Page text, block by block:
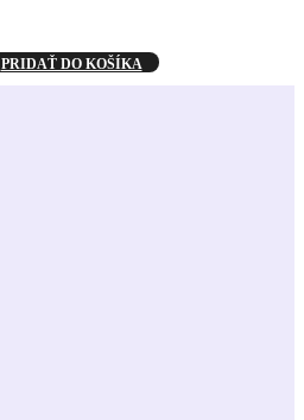
PRIDAŤ DO KOŠÍKA